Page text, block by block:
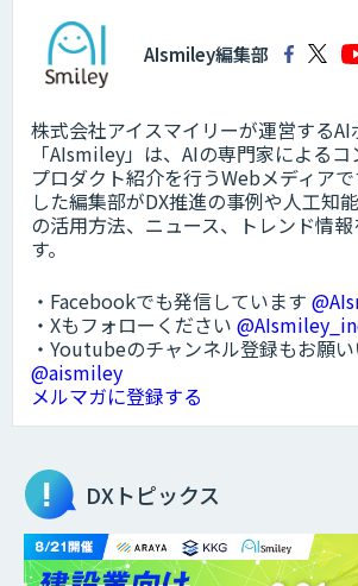
AIsmiley編集部
株式会社アイスマイリーが運営する
「AIsmiley」は、AIの専門家による
プロダクト紹介を行うWebメディア
した編集部がDX推進の事例や人工知
の活用方法、ニュース、トレンド情
す。
・Facebookでも発信しています
・Xもフォローください
・Youtubeのチャンネル登録もお願
@aismiley
メルマガに登録する
DXトピックス